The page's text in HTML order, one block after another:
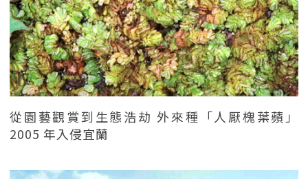
從園藝觀賞到生態浩劫 外來種「人厭槐葉蘋」
2005 年入侵宜蘭